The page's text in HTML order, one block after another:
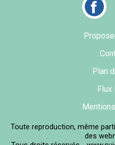
Plan
Flux
Toute reproduction, même
des